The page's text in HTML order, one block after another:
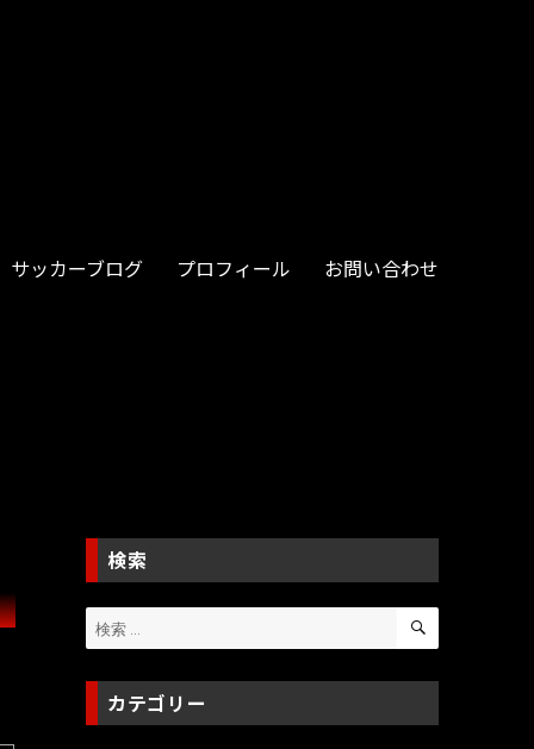
サッカーブログ プロフィール お問い合わせ
検索
検
索:
検
カテゴリー